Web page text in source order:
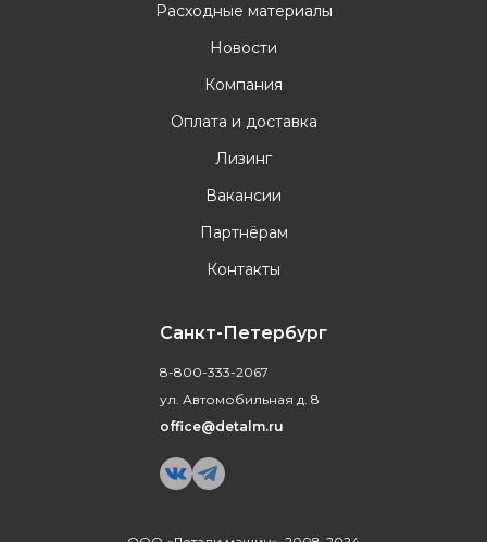
Расходные материалы
Новости
Компания
Оплата и доставка
Лизинг
Вакансии
Партнёрам
Контакты
Санкт-Петербург
8-800-333-2067
ул. Автомобильная д. 8
office@detalm.ru